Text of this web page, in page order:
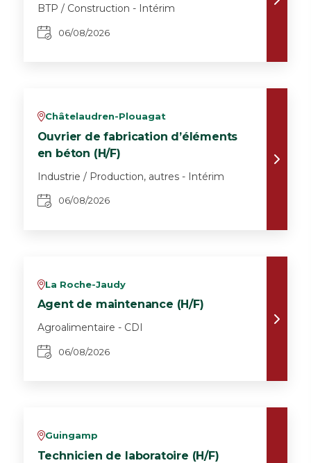
BTP / Construction - Intérim
06/08/2026
vChâtelaudren-Plouagat
Ouvrier de fabrication d’éléments
en béton (H/F)
Industrie / Production, autres - Intérim
06/08/2026
vLa Roche-Jaudy
Agent de maintenance (H/F)
Agroalimentaire - CDI
06/08/2026
vGuingamp
Technicien de laboratoire (H/F)